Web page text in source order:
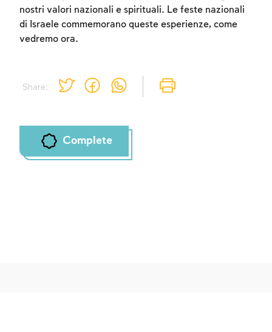
Share:
nostri valori nazionali e spirituali. Le feste nazionali
di Israele commemorano queste esperienze, come
vedremo ora.
Complete